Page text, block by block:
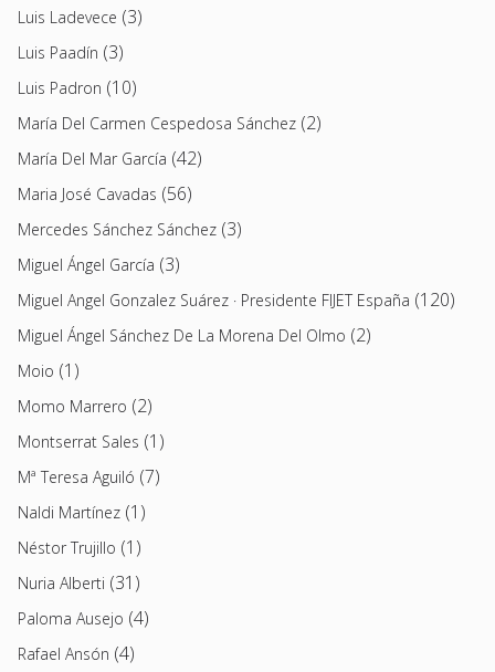
Luis Ladevece (3)
Luis Paadín (3)
Luis Padron (10)
María Del Carmen Cespedosa Sánchez (2)
María Del Mar García (42)
Maria José Cavadas (56)
Mercedes Sánchez Sánchez (3)
Miguel Ángel García (3)
Miguel Angel Gonzalez Suárez · Presidente FIJET España (120)
Miguel Ángel Sánchez De La Morena Del Olmo (2)
Moio (1)
Momo Marrero (2)
Montserrat Sales (1)
Mª Teresa Aguiló (7)
Naldi Martínez (1)
Néstor Trujillo (1)
Nuria Alberti (31)
Paloma Ausejo (4)
Rafael Ansón (4)